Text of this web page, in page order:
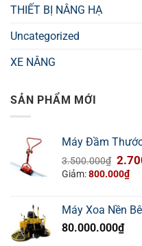
THIẾT BỊ NÂNG HẠ
Uncategorized
XE NÂNG
SẢN PHẨM MỚI
Máy Đầm
3.500.000₫ Giá
gốc
Giảm:800.000₫
Máy Xoa Nền
80.000.000₫